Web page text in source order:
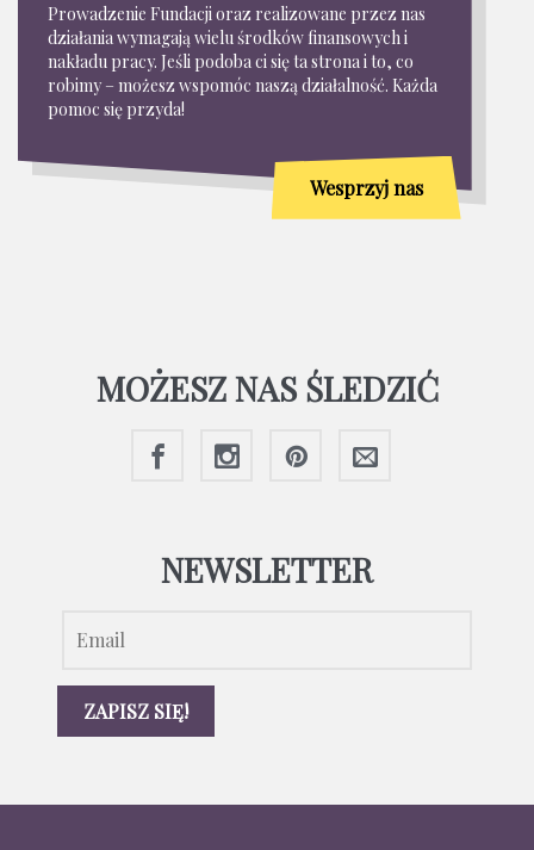
Prowadzenie Fundacji oraz realizowane przez nas
działania wymagają wielu środków finansowych i
nakładu pracy. Jeśli podoba ci się ta strona i to, co
robimy – możesz wspomóc naszą działalność. Każda
pomoc się przyda!
Wesprzyj nas
MOŻESZ NAS ŚLEDZIĆ
NEWSLETTER